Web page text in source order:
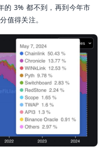
的 3% 都不到，再到今年市
值得关注。